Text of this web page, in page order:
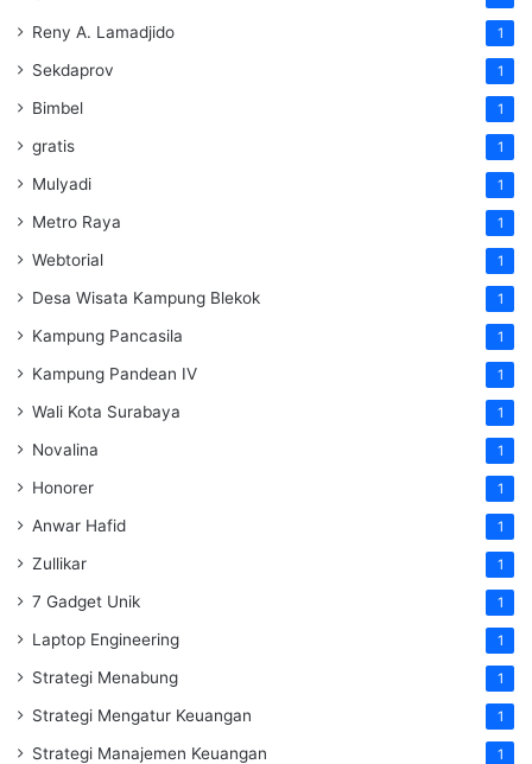
Reny A. Lamadjido 1
Sekdaprov 1
Bimbel 1
gratis 1
Mulyadi 1
Metro Raya 1
Webtorial 1
Desa Wisata Kampung Blekok 1
Kampung Pancasila 1
Kampung Pandean IV 1
Wali Kota Surabaya 1
Novalina 1
Honorer 1
Anwar Hafid 1
Zullikar 1
7 Gadget Unik 1
Laptop Engineering 1
Strategi Menabung 1
Strategi Mengatur Keuangan 1
Strategi Manajemen Keuangan 1